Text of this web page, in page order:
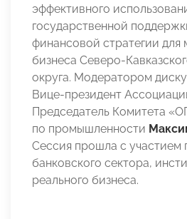
эффективного
государственной
финансовой стратегии для
бизнеса Северо-
округа. Модератором
Вице-президент
Председатель Комитета
по промышленности
Сессия прошла с участием
банковского сектора,
реального бизнеса.